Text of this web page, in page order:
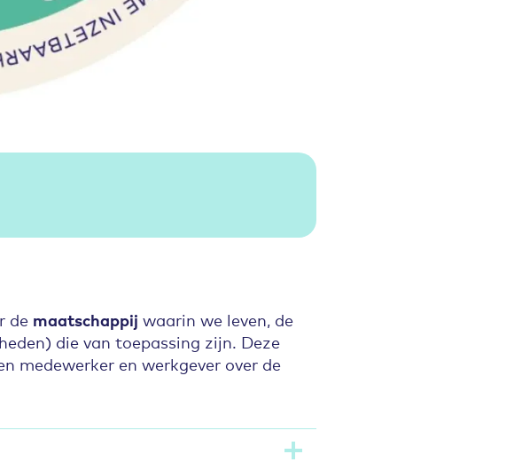
de maatschappij waarin we leven, de
die van toepassing zijn. Deze
medewerker en werkgever over de